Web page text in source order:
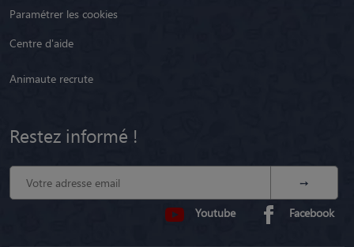
Paramétrer les cookies
Centre d'aide
Animaute recrute
Restez informé !
Youtube Facebook